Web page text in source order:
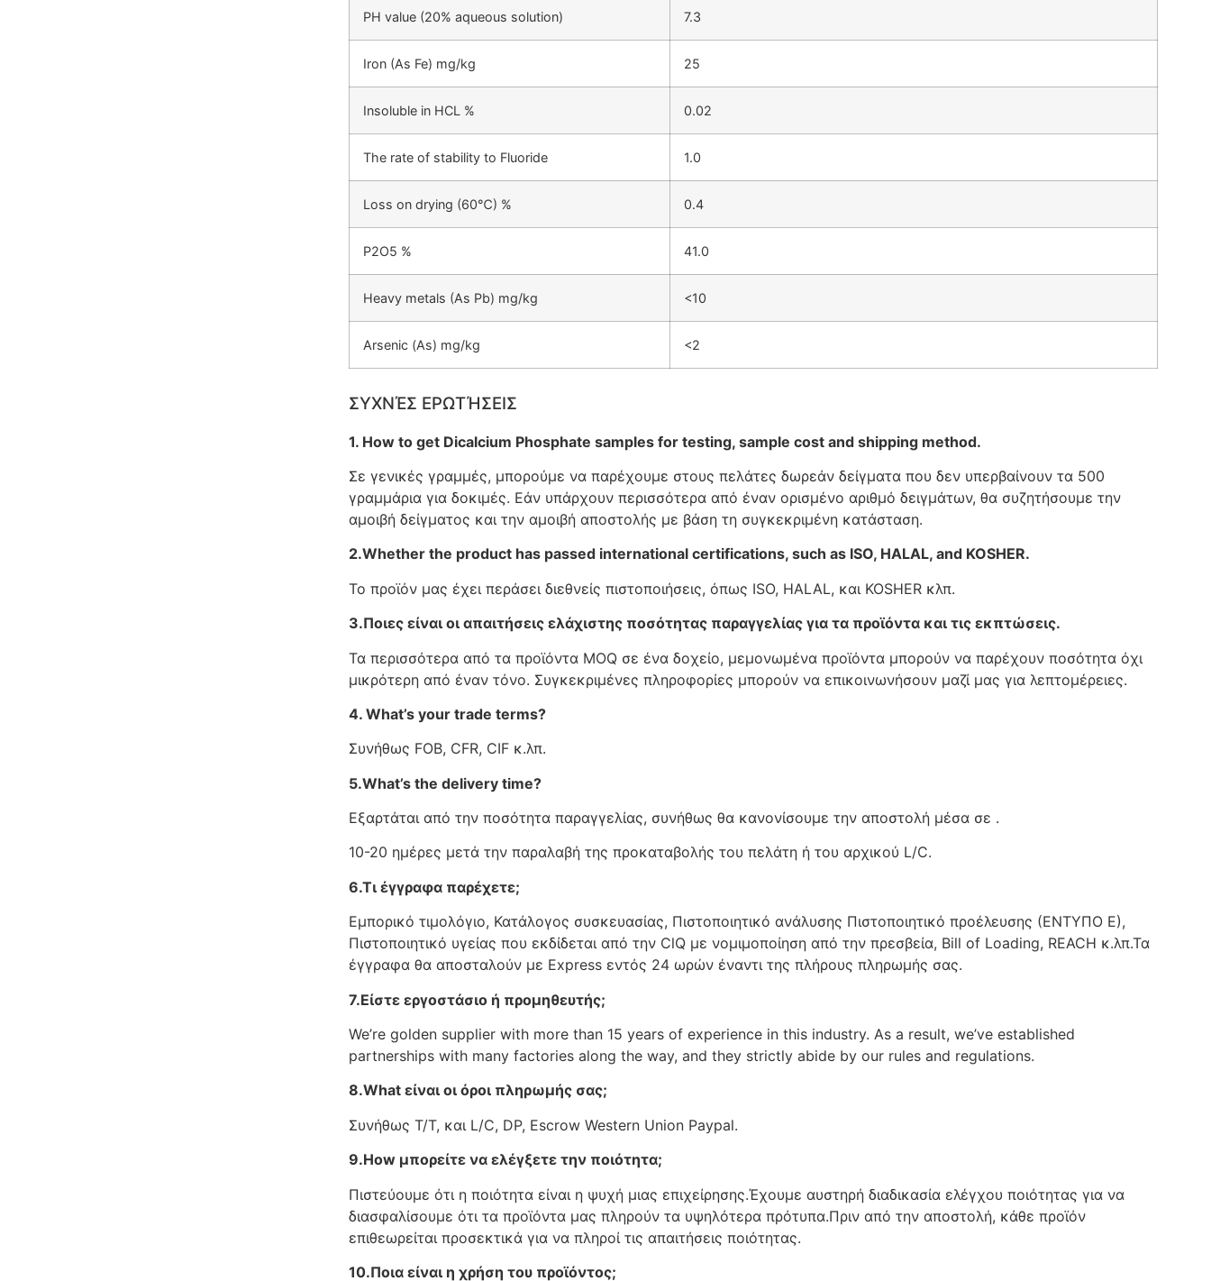
PH value (20% aqueous solution) 7.3
Iron (As Fe) mg/kg 25
Insoluble in HCL % 0.02
The rate of stability to Fluoride 1.0
Loss on drying (60℃) % 0.4
P2O5 % 41.0
Heavy metals (As Pb) mg/kg <10
Arsenic (As) mg/kg <2
ΣΥΧΝΈΣ ΕΡΩΤΉΣΕΙΣ
1. How to get Dicalcium Phosphate samples for testing, sample cost and shipping method.
Σε γενικές γραμμές, μπορούμε να παρέχουμε στους πελάτες δωρεάν δείγματα που δεν υπερβαίνουν τα 500
γραμμάρια για δοκιμές. Εάν υπάρχουν περισσότερα από έναν ορισμένο αριθμό δειγμάτων, θα συζητήσουμε την
αμοιβή δείγματος και την αμοιβή αποστολής με βάση τη συγκεκριμένη κατάσταση.
2.Whether the product has passed international certifications, such as ISO, HALAL, and KOSHER.
Το προϊόν μας έχει περάσει διεθνείς πιστοποιήσεις, όπως ISO, HALAL, και KOSHER κλπ.
3.Ποιες είναι οι απαιτήσεις ελάχιστης ποσότητας παραγγελίας για τα προϊόντα και τις εκπτώσεις.
Τα περισσότερα από τα προϊόντα MOQ σε ένα δοχείο, μεμονωμένα προϊόντα μπορούν να παρέχουν ποσότητα όχι
μικρότερη από έναν τόνο. Συγκεκριμένες πληροφορίες μπορούν να επικοινωνήσουν μαζί μας για λεπτομέρειες.
4. What’s your trade terms?
Συνήθως FOB, CFR, CIF κ.λπ.
5.What’s the delivery time?
Εξαρτάται από την ποσότητα παραγγελίας, συνήθως θα κανονίσουμε την αποστολή μέσα σε .
10-20 ημέρες μετά την παραλαβή της προκαταβολής του πελάτη ή του αρχικού L/C.
6.Τι έγγραφα παρέχετε;
Εμπορικό τιμολόγιο, Κατάλογος συσκευασίας, Πιστοποιητικό ανάλυσης Πιστοποιητικό προέλευσης (ΕΝΤΥΠΟ Ε),
Πιστοποιητικό υγείας που εκδίδεται από την ClQ με νομιμοποίηση από την πρεσβεία, Bill of Loading, REACH κ.λπ.Τα
έγγραφα θα αποσταλούν με Express εντός 24 ωρών έναντι της πλήρους πληρωμής σας.
7.Είστε εργοστάσιο ή προμηθευτής;
We’re golden supplier with more than 15 years of experience in this industry. As a result, we’ve established
partnerships with many factories along the way, and they strictly abide by our rules and regulations.
8.What είναι οι όροι πληρωμής σας;
Συνήθως T/T, και L/C, DP, Escrow Western Union Paypal.
9.How μπορείτε να ελέγξετε την ποιότητα;
Πιστεύουμε ότι η ποιότητα είναι η ψυχή μιας επιχείρησης.Έχουμε αυστηρή διαδικασία ελέγχου ποιότητας για να
διασφαλίσουμε ότι τα προϊόντα μας πληρούν τα υψηλότερα πρότυπα.Πριν από την αποστολή, κάθε προϊόν
επιθεωρείται προσεκτικά για να πληροί τις απαιτήσεις ποιότητας.
10.Ποια είναι η χρήση του προϊόντος;